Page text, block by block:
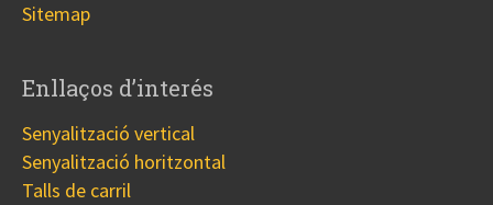
Sitemap
Enllaços d’interés
Senyalització vertical
Senyalització horitzontal
Talls de carril